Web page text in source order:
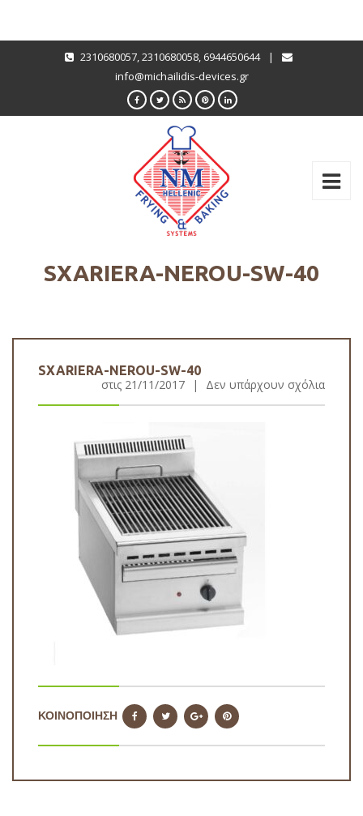
2310680057,2310680058, 6944650644
|
info@michailidis-devices.gr
SXARIERA-NEROU-SW-40
SXARIERA-NEROU-SW-40
στις 21/11/2017 | Δεν υπάρχουν σχόλια
ΚΟΙΝΟΠΟΙΗΣΗ